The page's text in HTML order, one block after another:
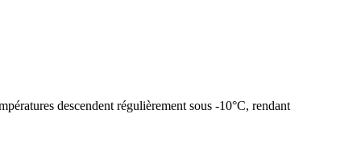
descendent régulièrement sous -10°C, rendant